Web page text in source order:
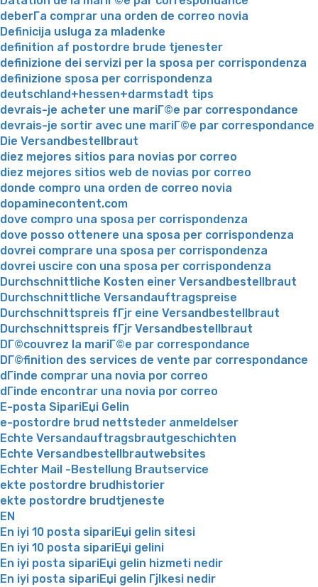
deberГ­a comprar una orden de correo novia
Definicija usluga za mladenke
definition af postordre brude tjenester
definizione dei servizi per la sposa per corrispondenza
definizione sposa per corrispondenza
deutschland+hessen+darmstadt tips
devrais-je acheter une mariГ©e par correspondance
devrais-je sortir avec une mariГ©e par correspondance
Die Versandbestellbraut
diez mejores sitios para novias por correo
diez mejores sitios web de novias por correo
donde compro una orden de correo novia
dopaminecontent.com
dove compro una sposa per corrispondenza
dove posso ottenere una sposa per corrispondenza
dovrei comprare una sposa per corrispondenza
dovrei uscire con una sposa per corrispondenza
Durchschnittliche Kosten einer Versandbestellbraut
Durchschnittliche Versandauftragspreise
Durchschnittspreis fГјr eine Versandbestellbraut
Durchschnittspreis fГјr Versandbestellbraut
DГ©couvrez la mariГ©e par correspondance
DГ©finition des services de vente par correspondance
dГіnde comprar una novia por correo
dГіnde encontrar una novia por correo
E-posta SipariЕџi Gelin
e-postordre brud nettsteder anmeldelser
Echte Versandauftragsbrautgeschichten
Echte Versandbestellbrautwebsites
Echter Mail -Bestellung Brautservice
ekte postordre brudhistorier
ekte postordre brudtjeneste
EN
En iyi 10 posta sipariЕџi gelin sitesi
En iyi 10 posta sipariЕџi gelini
En iyi posta sipariЕџi gelin hizmeti nedir
En iyi posta sipariЕџi gelin Гјlkesi nedir